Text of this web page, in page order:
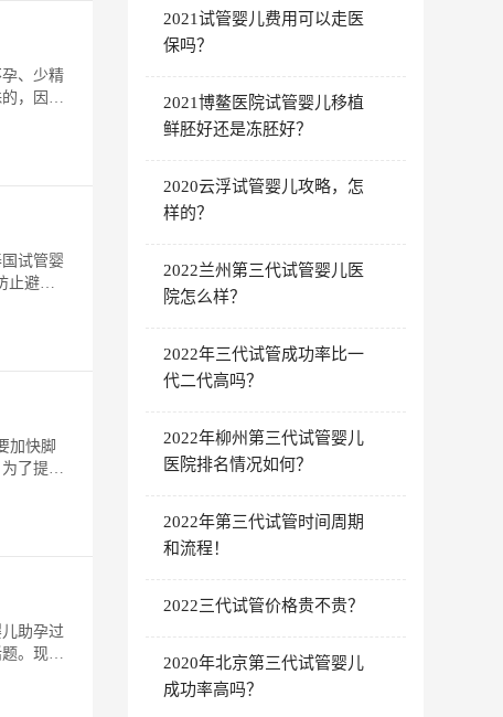
、少精
，因为
试管婴
止避
加快脚
了提高
助孕过
。现在
2021试管婴儿费用可以走医
保吗？
2021博鳌医院试管婴儿移植
鲜胚好还是冻胚好？
2020云浮试管婴儿攻略，怎
样的？
2022兰州第三代试管婴儿医
院怎么样？
2022年三代试管成功率比一
代二代高吗？
2022年柳州第三代试管婴儿
医院排名情况如何？
2022年第三代试管时间周期
和流程！
2022三代试管价格贵不贵？
2020年北京第三代试管婴儿
成功率高吗？